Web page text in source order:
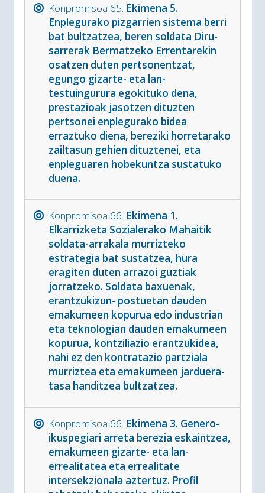
Konpromisoa 65. Ekimena 5.
Enplegurako pizgarrien sistema berri
bat bultzatzea, beren soldata Diru-
sarrerak Bermatzeko Errentarekin
osatzen duten pertsonentzat,
egungo gizarte- eta lan-
testuingurura egokituko dena,
prestazioak jasotzen dituzten
pertsonei enplegurako bidea
erraztuko diena, bereziki horretarako
zailtasun gehien dituztenei, eta
enpleguaren hobekuntza sustatuko
duena.
Konpromisoa 66. Ekimena 1.
Elkarrizketa Sozialerako Mahaitik
soldata-arrakala murrizteko
estrategia bat sustatzea, hura
eragiten duten arrazoi guztiak
jorratzeko. Soldata baxuenak,
erantzukizun- postuetan dauden
emakumeen kopurua edo industrian
eta teknologian dauden emakumeen
kopurua, kontziliazio erantzukidea,
nahi ez den kontratazio partziala
murriztea eta emakumeen jarduera-
tasa handitzea bultzatzea.
Konpromisoa 66. Ekimena 3. Genero-
ikuspegiari arreta berezia eskaintzea,
emakumeen gizarte- eta lan-
errealitatea eta errealitate
intersekzionala aztertuz. Profil